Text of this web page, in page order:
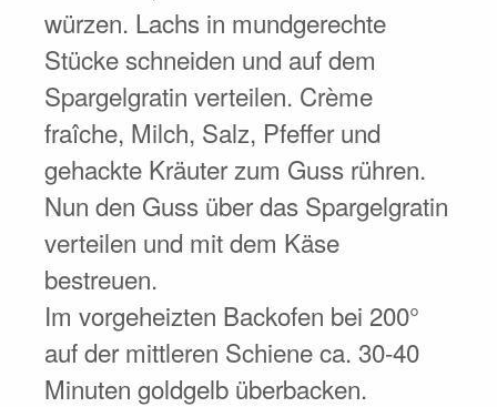
würzen. Lachs in mundgerechte
Stücke schneiden und auf dem
Spargelgratin verteilen. Crème
fraîche, Milch, Salz, Pfeffer und
gehackte Kräuter zum Guss rühren.
Nun den Guss über das Spargelgratin
verteilen und mit dem Käse
bestreuen.
Im vorgeheizten Backofen bei 200°
auf der mittleren Schiene ca. 30-40
Minuten goldgelb überbacken.